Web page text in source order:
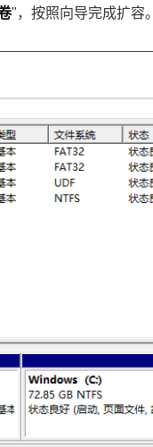
"，按照向导完成扩容。